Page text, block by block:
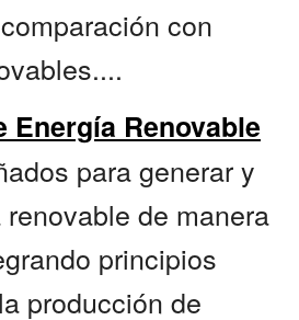
con
Energía Renovable
para generar y
de manera
principios
producción de